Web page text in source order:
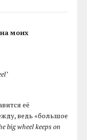
моих
её
ведь «большое
big wheel keeps on